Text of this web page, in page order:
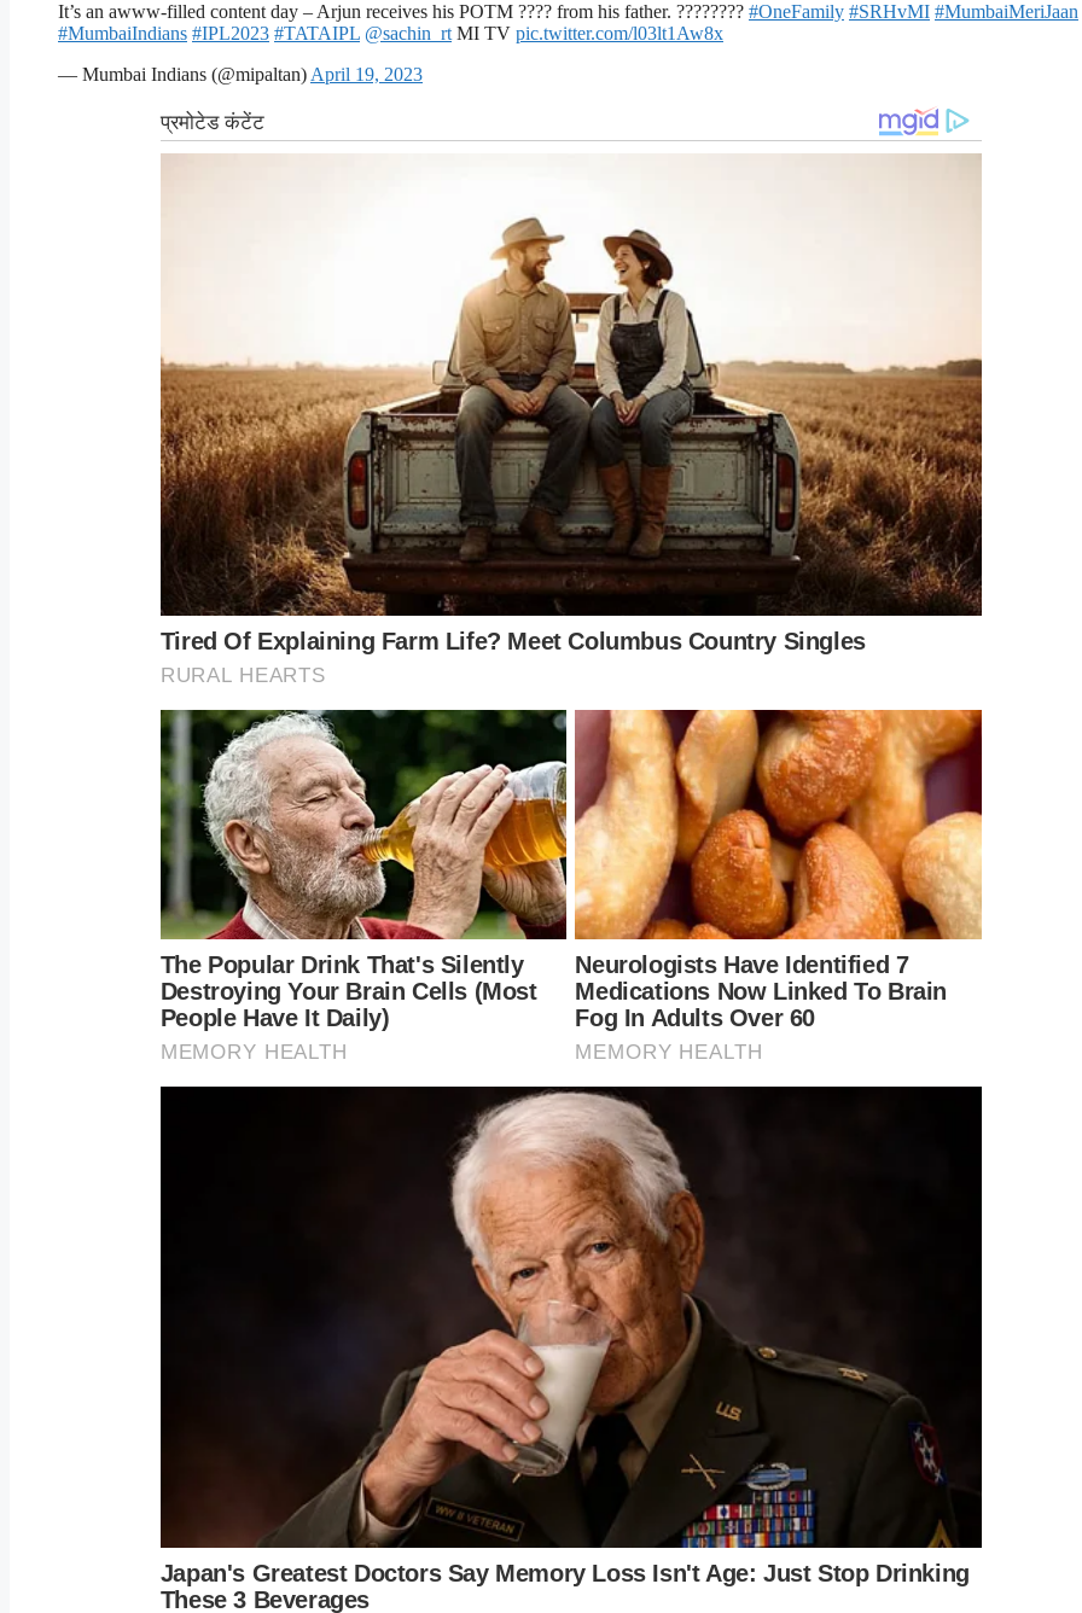
It’s an awww-filled content day – Arjun receives his POTM ????️ from his father. ???????? #OneFamily #SRHvMI #MumbaiMeriJaan
#MumbaiIndians #IPL2023 #TATAIPL @sachin_rt MI TV pic.twitter.com/l03lt1Aw8x
— Mumbai Indians (@mipaltan) April 19, 2023